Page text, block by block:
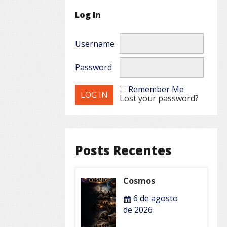
Log In
Username
Password
Remember Me
Lost your password?
Posts Recentes
Cosmos
6 de agosto
de 2026